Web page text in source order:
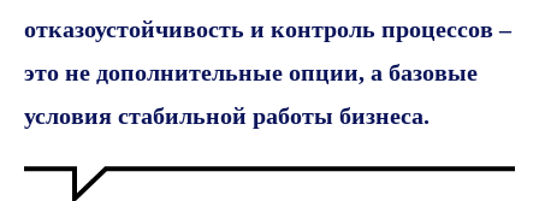
отказоустойчивость и контроль процессов –
это не дополнительные опции, а базовые
условия стабильной работы бизнеса.